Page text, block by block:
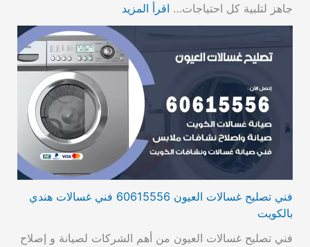
جاهز لتلبية كل احتياجات… اقرأ المزيد
فني تصليح غسالات العيون 60615556 فني غسالات هندي
بالكويت
فني تصليح غسالات العيون من أهم الشركات لصيانة و إصلاح